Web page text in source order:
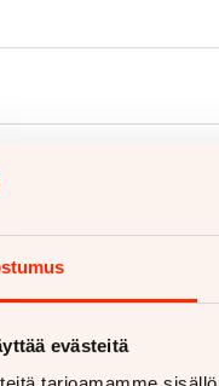
evästeitä